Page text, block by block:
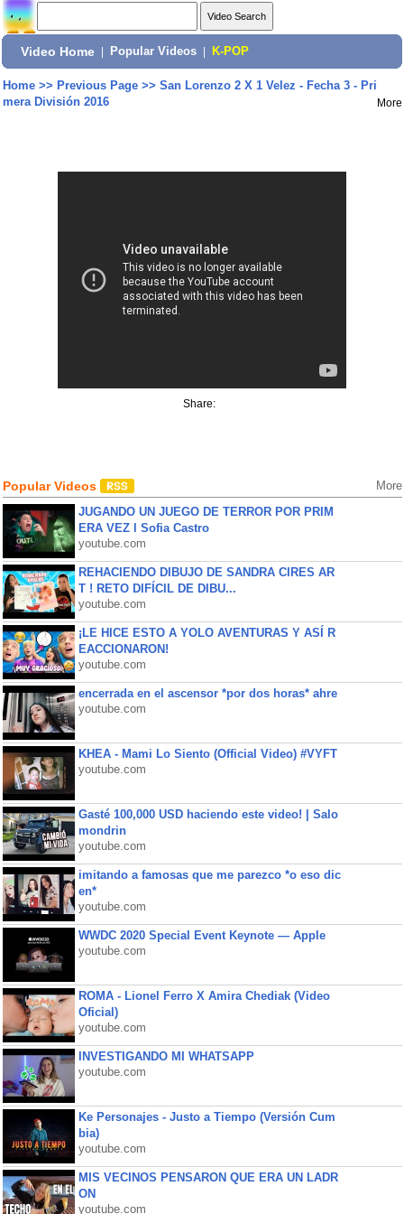
Video Home Popular Videos K-POP
Home>> Previous Page>> San Lorenzo 2 X 1 Velez - Fecha 3 - Pri
mera División 2016
More
Share:
Popular Videos More
JUGANDO UN JUEGO DE TERROR POR PRIM
ERA VEZ l Sofia Castro
youtube.com
REHACIENDO DIBUJO DE SANDRA CIRES AR
T ! RETO DIFÍCIL DE DIBU...
youtube.com
¡LE HICE ESTO A YOLO AVENTURAS Y ASÍ R
EACCIONARON!
youtube.com
encerrada en el ascensor *por dos horas* ahre
youtube.com
KHEA - Mami Lo Siento (Official Video) #VYFT
youtube.com
Gasté 100,000 USD haciendo este video! | Salo
mondrin
youtube.com
imitando a famosas que me parezco *o eso dic
en*
youtube.com
WWDC 2020 Special Event Keynote — Apple
youtube.com
ROMA - Lionel Ferro X Amira Chediak (Video
Oficial)
youtube.com
INVESTIGANDO MI WHATSAPP
youtube.com
Ke Personajes - Justo a Tiempo (Versión Cum
bia)
youtube.com
MIS VECINOS PENSARON QUE ERA UN LADR
ON
youtube.com